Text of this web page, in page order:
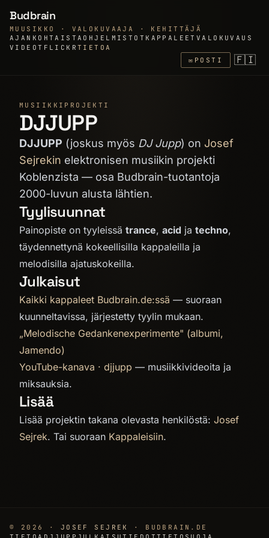
Budbrain
MUUSIKKO · VALOKUVAAJA · KEHITTÄJÄ
AJANKOHTAISTA OHJELMISTOT KAPPALEET VALOKUVAUS
VIDEOT FLICKRTIETOA
✉ POSTI 🇫🇮
MUSIIKKIPROJEKTI
DJJUPP
DJJUPP (joskus myös DJ Jupp) on Josef
Sejrekin elektronisen musiikin projekti
Koblenzista — osa Budbrain-tuotantoja
2000-luvun alusta lähtien.
Tyylisuunnat
Painopiste on tyyleissä trance, acid ja techno,
täydennettynä kokeellisilla kappaleilla ja
melodisilla ajatuskokeilla.
Julkaisut
Kaikki kappaleet Budbrain.de:ssä — suoraan
kuunneltavissa, järjestetty tyylin mukaan.
„Melodische Gedankenexperimente" (albumi,
Jamendo)
YouTube-kanava · djjupp — musiikkivideoita ja
miksauksia.
Lisää
Lisää projektin takana olevasta henkilöstä: Josef
Sejrek. Tai suoraan Kappaleisiin.
© 2026 · JOSEF SEJREK
· BUDBRAIN.DE